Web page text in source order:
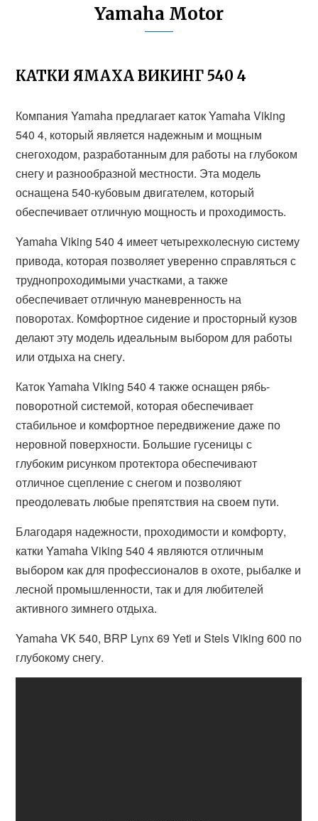
Yamaha Motor
КАТКИ ЯМАХА ВИКИНГ 540 4
Компания Yamaha предлагает каток Yamaha Viking
540 4, который является надежным и мощным
снегоходом, разработанным для работы на глубоком
снегу и разнообразной местности. Эта модель
оснащена 540-кубовым двигателем, который
обеспечивает отличную мощность и проходимость.
Yamaha Viking 540 4 имеет четырехколесную систему
привода, которая позволяет уверенно справляться с
труднопроходимыми участками, а также
обеспечивает отличную маневренность на
поворотах. Комфортное сидение и просторный кузов
делают эту модель идеальным выбором для работы
или отдыха на снегу.
Каток Yamaha Viking 540 4 также оснащен рябь-
поворотной системой, которая обеспечивает
стабильное и комфортное передвижение даже по
неровной поверхности. Большие гусеницы с
глубоким рисунком протектора обеспечивают
отличное сцепление с снегом и позволяют
преодолевать любые препятствия на своем пути.
Благодаря надежности, проходимости и комфорту,
катки Yamaha Viking 540 4 являются отличным
выбором как для профессионалов в охоте, рыбалке и
лесной промышленности, так и для любителей
активного зимнего отдыха.
Yamaha VK 540, BRP Lynx 69 Yeti и Stels Viking 600 по
глубокому снегу.